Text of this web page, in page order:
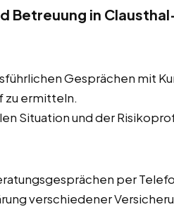
Betreuung in
Gesprächen mit
zu ermitteln.
Situation und der
per
verschiedener